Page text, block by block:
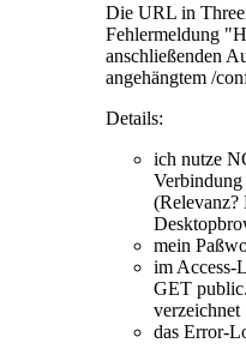
Die URL in
Fehlermeldung
anschließenden
angehängtem /
Details:
ich nutze
(Relevanz?
mein
im Access-
GET
verzeichnet
das Error-